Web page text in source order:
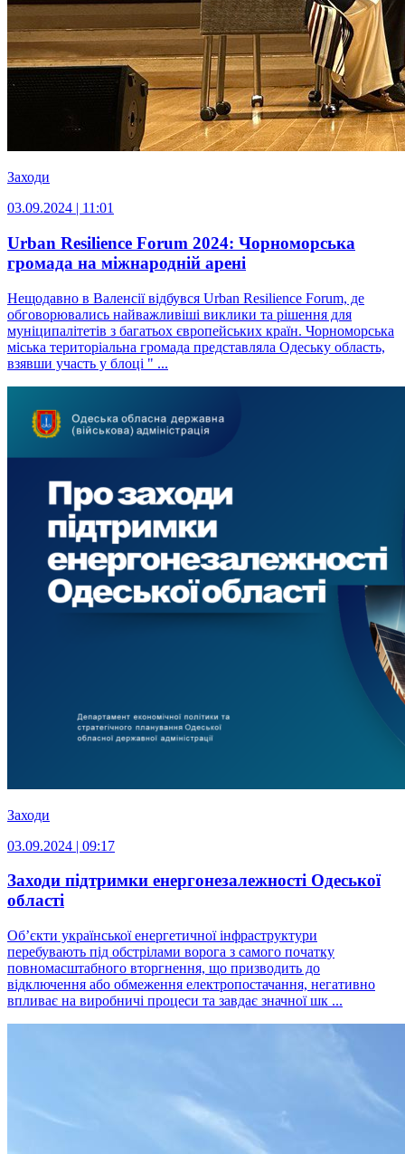
Заходи
03.09.2024 | 11:01
Urban Resilience Forum 2024: Чорноморська
громада на міжнародній арені
Нещодавно в Валенсії відбувся Urban Resilience Forum, де
обговорювались найважливіші виклики та рішення для
муніципалітетів з багатьох європейських країн. Чорноморська
міська територіальна громада представляла Одеську область,
взявши участь у блоці " ...
Заходи
03.09.2024 | 09:17
Заходи підтримки енергонезалежності Одеської
області
Об’єкти української енергетичної інфраструктури
перебувають під обстрілами ворога з самого початку
повномасштабного вторгнення, що призводить до
відключення або обмеження електропостачання, негативно
впливає на виробничі процеси та завдає значної шк ...